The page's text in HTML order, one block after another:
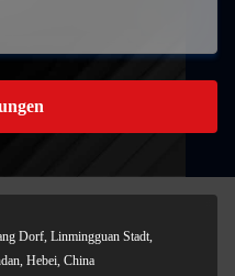
Dorf, Linmingguan Stadt,
Hebei, China